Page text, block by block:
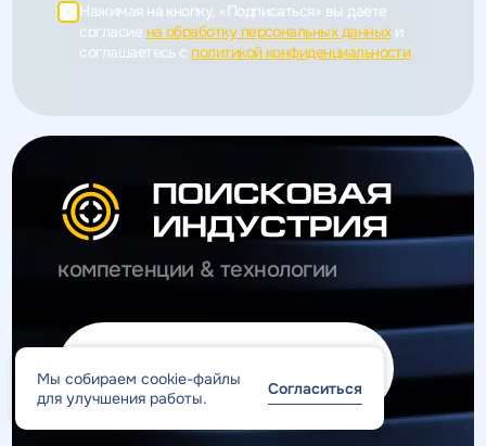
Нажимая на кнопку, «Подписаться» вы даете
согласие на обработку персональных данныхи
соглашаетесь c политикой конфиденциальности
компетенции & технологии
КАЛЬКУЛЯТОР SEO
Мы собираем cookie-файлы
для улучшения работы.
Согласиться